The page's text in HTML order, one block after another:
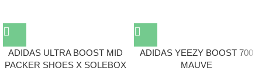
ADIDAS ULTRA BOOST MID
PACKER SHOES X SOLEBOX
ADIDAS YEEZY BOOST 700
MAUVE